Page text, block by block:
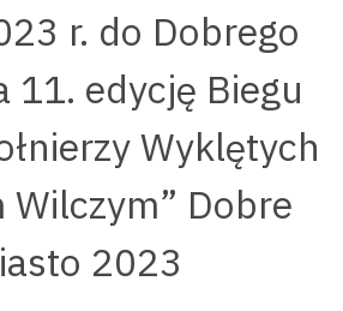
r. do Dobrego
11. edycję Biegu
Wyklętych
Wilczym” Dobre
2023